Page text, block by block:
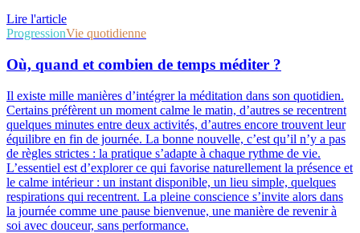
Lire l'article
ProgressionVie quotidienne
Où, quand et combien de temps méditer ?
Il existe mille manières d’intégrer la méditation dans son quotidien.
Certains préfèrent un moment calme le matin, d’autres se recentrent
quelques minutes entre deux activités, d’autres encore trouvent leur
équilibre en fin de journée. La bonne nouvelle, c’est qu’il n’y a pas
de règles strictes : la pratique s’adapte à chaque rythme de vie.
L’essentiel est d’explorer ce qui favorise naturellement la présence et
le calme intérieur : un instant disponible, un lieu simple, quelques
respirations qui recentrent. La pleine conscience s’invite alors dans
la journée comme une pause bienvenue, une manière de revenir à
soi avec douceur, sans performance.